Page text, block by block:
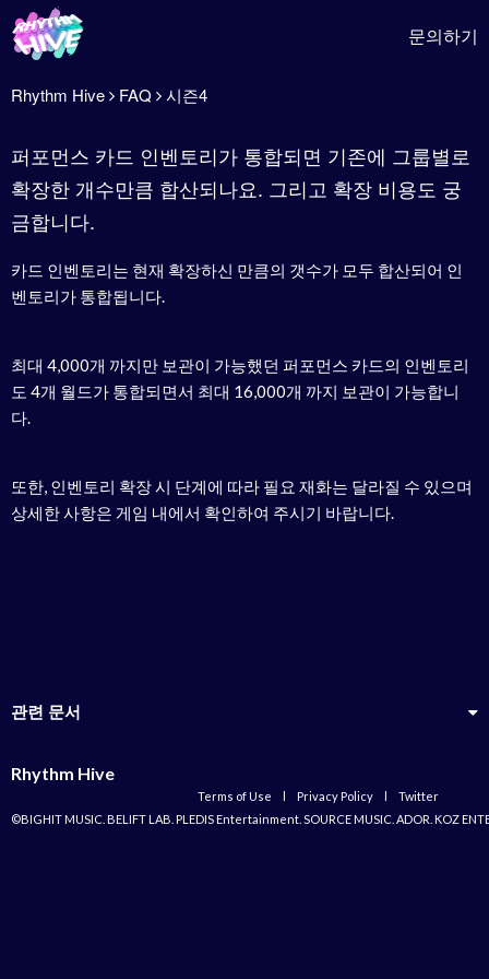
문의하기
Rhythm Hive FAQ 시즌4
퍼포먼스 카드 인벤토리가 통합되면 기존에 그룹별로
확장한 개수만큼 합산되나요. 그리고 확장 비용도 궁
금합니다.
카드 인벤토리는 현재 확장하신 만큼의 갯수가 모두 합산되어 인
벤토리가 통합됩니다.
최대 4,000개 까지만 보관이 가능했던 퍼포먼스 카드의 인벤토리
도 4개 월드가 통합되면서 최대 16,000개 까지 보관이 가능합니
다.
또한, 인벤토리 확장 시 단계에 따라 필요 재화는 달라질 수 있으며
상세한 사항은 게임 내에서 확인하여 주시기 바랍니다.
관련 문서
Rhythm Hive
Terms of Use l Privacy Policy l Twitter
©BIGHIT MUSIC. BELIFT LAB. PLEDIS Entertainment. SOURCE MUSIC. ADOR. KOZ